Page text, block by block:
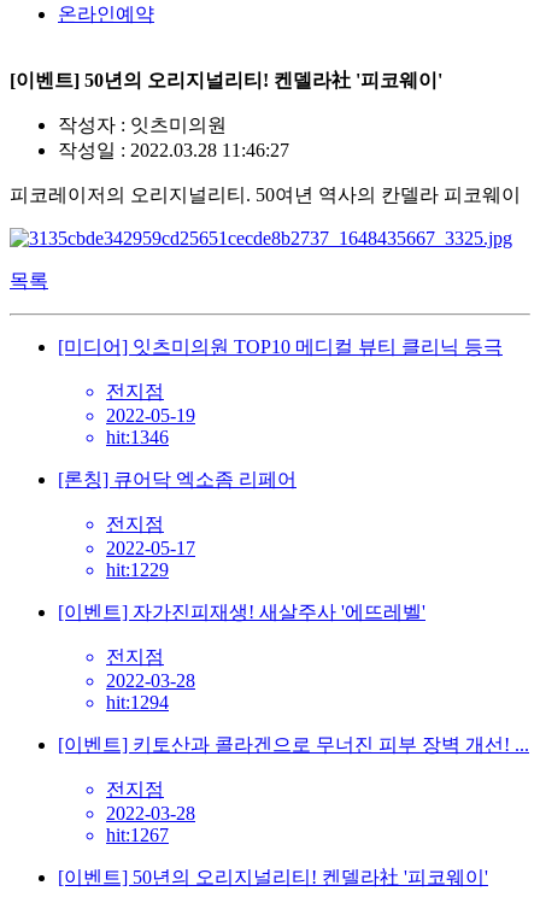
온라인예약
[이벤트] 50년의 오리지널리티! 켄델라社 '피코웨이'
작성자 : 잇츠미의원
작성일 : 2022.03.28 11:46:27
피코레이저의 오리지널리티. 50여년 역사의 칸델라 피코웨이
목록
[미디어] 잇츠미의원 TOP10 메디컬 뷰티 클리닉 등극
전지점
2022-05-19
hit:1346
[론칭] 큐어닥 엑소좀 리페어
전지점
2022-05-17
hit:1229
[이벤트] 자가진피재생! 새살주사 '에뜨레벨'
전지점
2022-03-28
hit:1294
[이벤트] 키토산과 콜라겐으로 무너진 피부 장벽 개선! ...
전지점
2022-03-28
hit:1267
[이벤트] 50년의 오리지널리티! 켄델라社 '피코웨이'